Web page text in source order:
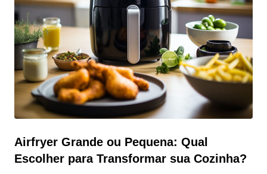
Fryer FRT515 3 litros As air fryers se tornaram as
grandes queridinhas desses últimos anos das cozinhas
modernas. Revolucionando e oferecendo uma maneira
saudável e conveniente de preparar 1001 refeições
saborosas. No review de air fryer
Airfryer Grande ou Pequena: Qual
Escolher para Transformar sua Cozinha?